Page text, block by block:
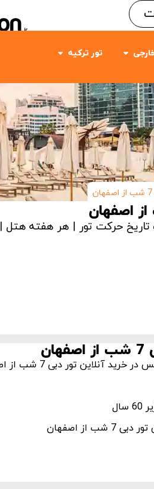
تور ترکیه
تاریخ حرکت تور | هر هفته هتل | 3 ستاره ، 4 ستاره ، 5 ستاره
آنلاین تور دبی 7 شب از اصفهان
از اصفهان